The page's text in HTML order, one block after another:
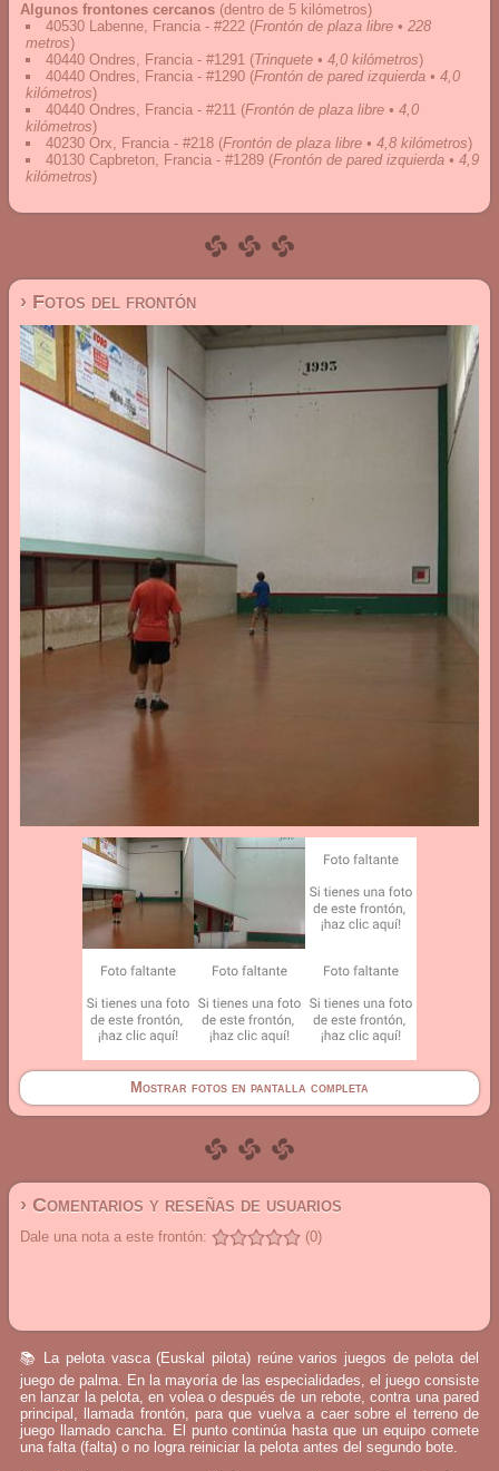
Algunos frontones cercanos (dentro de 5 kilómetros)
40530 Labenne, Francia - #222 (Frontón de plaza libre • 228
metros)
40440 Ondres, Francia - #1291 (Trinquete • 4,0 kilómetros)
40440 Ondres, Francia - #1290 (Frontón de pared izquierda • 4,0
kilómetros)
40440 Ondres, Francia - #211 (Frontón de plaza libre • 4,0
kilómetros)
40230 Orx, Francia - #218 (Frontón de plaza libre • 4,8 kilómetros)
40130 Capbreton, Francia - #1289 (Frontón de pared izquierda • 4,9
kilómetros)
› Fotos del frontón
Mostrar fotos en pantalla completa
› Comentarios y reseñas de usuarios
Dale una nota a este frontón: (0)
📚 La pelota vasca (Euskal pilota) reúne varios juegos de pelota del
juego de palma. En la mayoría de las especialidades, el juego consiste
en lanzar la pelota, en volea o después de un rebote, contra una pared
principal, llamada frontón, para que vuelva a caer sobre el terreno de
juego llamado cancha. El punto continúa hasta que un equipo comete
una falta (falta) o no logra reiniciar la pelota antes del segundo bote.